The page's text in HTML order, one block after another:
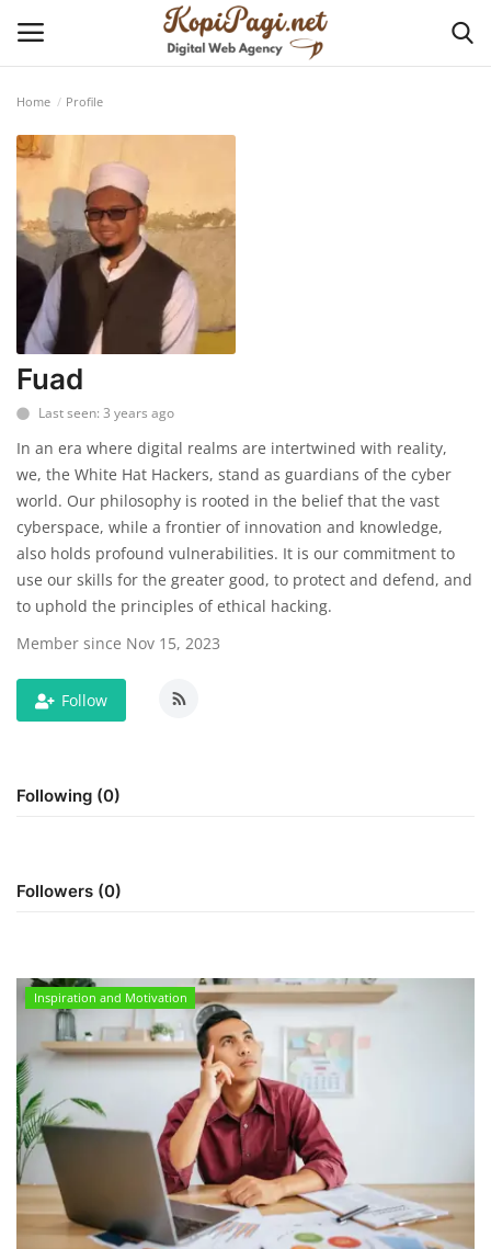
Home
Tentang KopiPagi.net
Contact
Cyber Security
Business Solution
Website and Application
Digital Marketing
The Lounge
Home Profile
Fuad
Last seen: 3 years ago
In an era where digital realms are intertwined with reality,
we, the White Hat Hackers, stand as guardians of the cyber
world. Our philosophy is rooted in the belief that the vast
cyberspace, while a frontier of innovation and knowledge,
also holds profound vulnerabilities. It is our commitment to
use our skills for the greater good, to protect and defend, and
to uphold the principles of ethical hacking.
Member since Nov 15, 2023
Follow
Following (0)
Followers (0)
Inspiration and Motivation